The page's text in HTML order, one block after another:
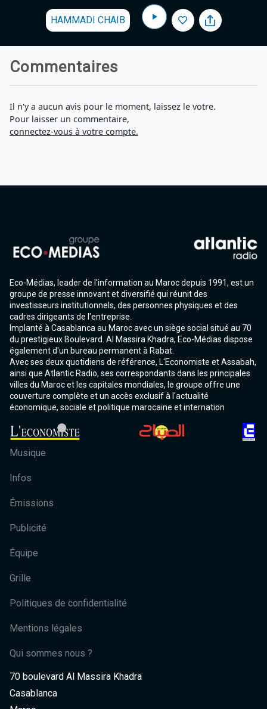
HAMMADI CHAIB
Commentaires
Il n'y a aucun avis pour le moment, laissez le votre.
Pour laisser un commentaire,
connectez-vous à votre compte.
Eco-Médias, leader de l'information au Maroc depuis 1991, est un
groupe de presse innovant et diversifié qui réunit des
investisseurs institutionnels, des personnes physiques et des
cadres dirigeants de l'entreprise.
Implanté à Casablanca au Maroc avec un siège social situé au 70
du prestigieux Boulevard. Al Massira Khadra, Eco-Médias dispose
également d'un bureau permanent à Rabat.
Avec ses deux quotidiens de référence, L'Economiste et Assabah,
ainsi que Atlantic Radio, ses correspondants dans les principales
villes du Maroc et les capitales mondiales, le groupe offre une
couverture complète et un accès exclusif à l'actualité
économique, sociale et politique marocaine et internation
Musique
Infos
Émissions
Publicité
Équipe
Grille
Politiques de confidentialité
Mentions légales
Qui sommes nous ?
70 boulevard Al Massira Khadra
Casablanca